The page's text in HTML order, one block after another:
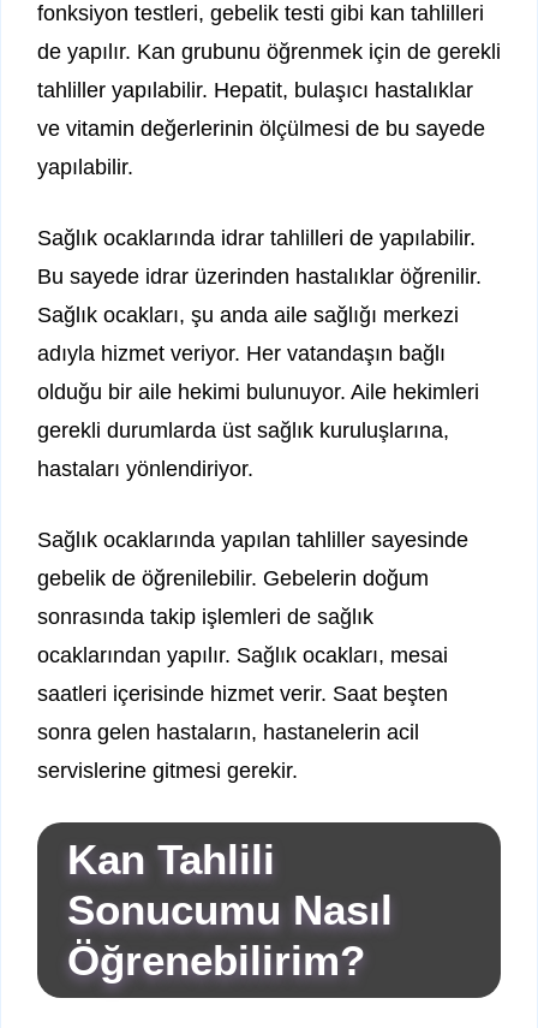
fonksiyon testleri, gebelik testi gibi kan tahlilleri
de yapılır. Kan grubunu öğrenmek için de gerekli
tahliller yapılabilir. Hepatit, bulaşıcı hastalıklar
ve vitamin değerlerinin ölçülmesi de bu sayede
yapılabilir.
Sağlık ocaklarında idrar tahlilleri de yapılabilir.
Bu sayede idrar üzerinden hastalıklar öğrenilir.
Sağlık ocakları, şu anda aile sağlığı merkezi
adıyla hizmet veriyor. Her vatandaşın bağlı
olduğu bir aile hekimi bulunuyor. Aile hekimleri
gerekli durumlarda üst sağlık kuruluşlarına,
hastaları yönlendiriyor.
Sağlık ocaklarında yapılan tahliller sayesinde
gebelik de öğrenilebilir. Gebelerin doğum
sonrasında takip işlemleri de sağlık
ocaklarından yapılır. Sağlık ocakları, mesai
saatleri içerisinde hizmet verir. Saat beşten
sonra gelen hastaların, hastanelerin acil
servislerine gitmesi gerekir.
Kan Tahlili
Sonucumu Nasıl
Öğrenebilirim?